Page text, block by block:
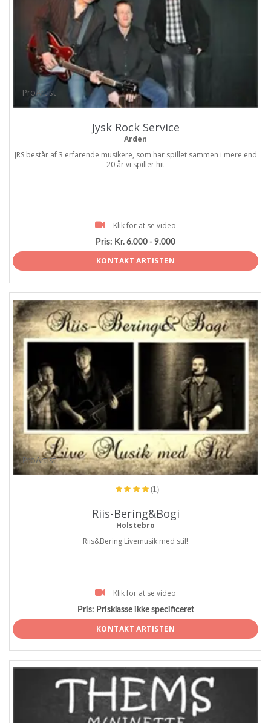
ProArtist
Jysk Rock Service
Arden
JRS består af 3 erfarende musikere, som har spillet sammen i mere end
20 år vi spiller hit
Klik for at se video
Pris: Kr. 6.000 - 9.000
KONTAKT ARTISTEN
ProArtist
(1)
Riis-Bering&Bogi
Holstebro
Riis&Bering Livemusik med stil!
Klik for at se video
Pris: Prisklasse ikke specificeret
KONTAKT ARTISTEN